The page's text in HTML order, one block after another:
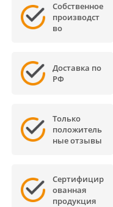
Собственное
производст
во
Доставка по
РФ
Только
положитель
ные отзывы
Сертифицир
ованная
продукция